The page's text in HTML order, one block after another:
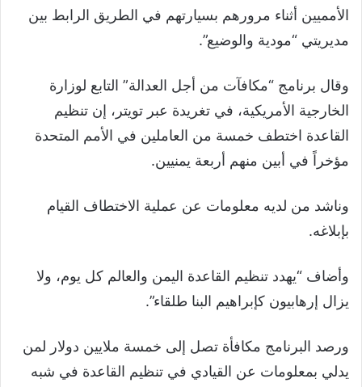
الأمميين أثناء مرورهم بسيارتهم في الطريق الرابط بين
مديريتي “مودية والوضيع”.
وقال برنامج “مكافآت من أجل العدالة” التابع لوزارة
الخارجية الأمريكية، في تغريدة عبر تويتر، إن تنظيم
القاعدة اختطف خمسة من العاملين في الأمم المتحدة
مؤخراً في أبين منهم أربعة يمنيين.
وناشد من لديه معلومات عن عملية الاختطاف القيام
بإبلاغه.
وأضاف “يهدد تنظيم القاعدة اليمن والعالم كل يوم، ولا
يزال إرهابيون كإبراهيم البنا طلقاء”.
ورصد البرنامج مكافأة تصل إلى خمسة ملايين دولار لمن
يدلي بمعلومات عن القيادي في تنظيم القاعدة في شبه